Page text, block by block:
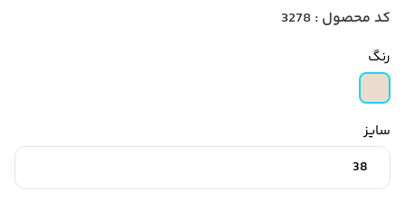
کد محصول : 3278
رنگ
سایز
38